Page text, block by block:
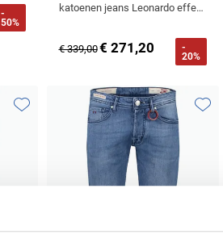
-
50%
katoenen jeans Leonardo effen blauw slim fit
€ 339,00€ 271,20
-
20%
Toevoegen aan favorieten